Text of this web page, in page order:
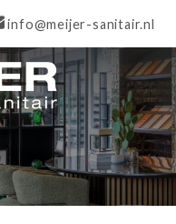
info@meijer-sanitair.nl